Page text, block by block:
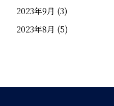
2023年9月 (3)
2023年8月 (5)